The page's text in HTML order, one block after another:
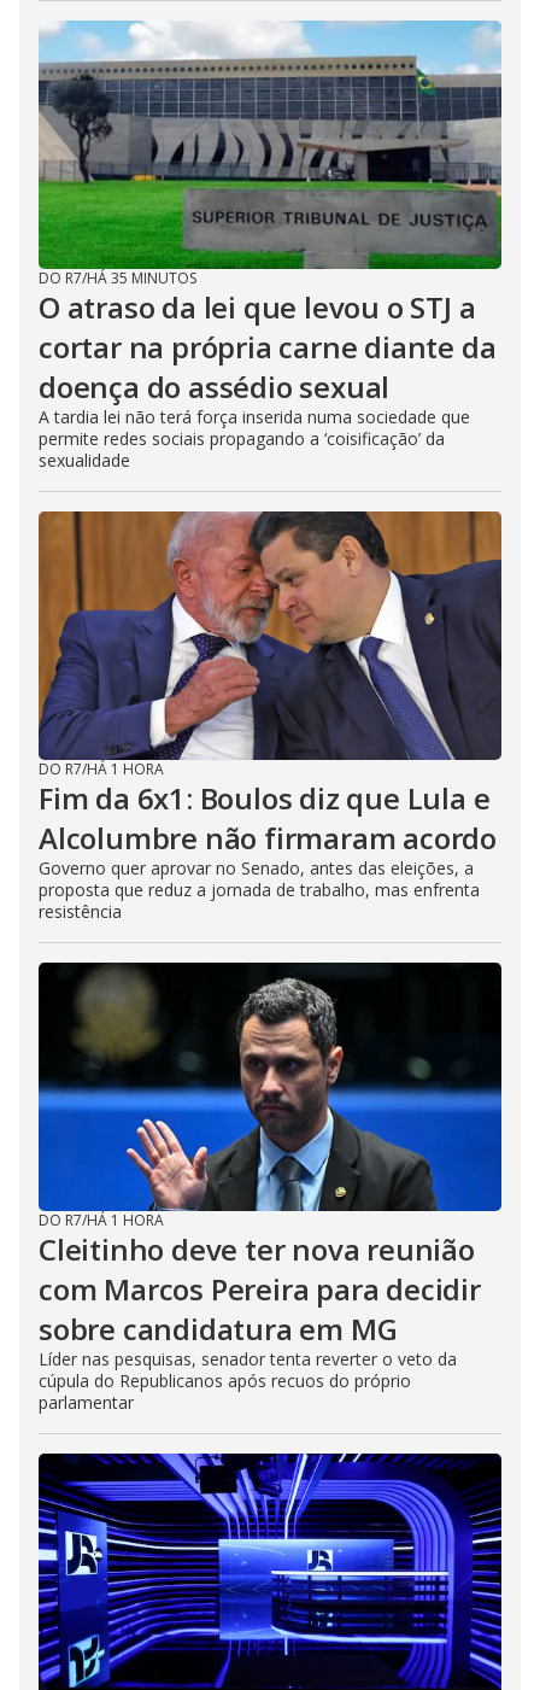
DO R7/HÁ 35 MINUTOS
O atraso da lei que levou o STJ a
cortar na própria carne diante da
doença do assédio sexual
A tardia lei não terá força inserida numa sociedade que
permite redes sociais propagando a ‘coisificação’ da
sexualidade
DO R7/HÁ 1 HORA
Fim da 6x1: Boulos diz que Lula e
Alcolumbre não firmaram acordo
Governo quer aprovar no Senado, antes das eleições, a
proposta que reduz a jornada de trabalho, mas enfrenta
resistência
DO R7/HÁ 1 HORA
Cleitinho deve ter nova reunião
com Marcos Pereira para decidir
sobre candidatura em MG
Líder nas pesquisas, senador tenta reverter o veto da
cúpula do Republicanos após recuos do próprio
parlamentar